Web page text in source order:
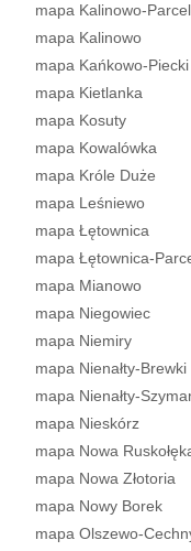
mapa Kalinowo-
mapa Kalinowo
mapa Kańkowo-Piecki
mapa Kietlanka
mapa Kosuty
mapa Kowalówka
mapa Króle Duże
mapa Leśniewo
mapa Łętownica
mapa Łętownica-
mapa Mianowo
mapa Niegowiec
mapa Niemiry
mapa Nienałty-Brewki
mapa Nienałty-
mapa Nieskórz
mapa Nowa
mapa Nowa Złotoria
mapa Nowy Borek
mapa Olszewo-